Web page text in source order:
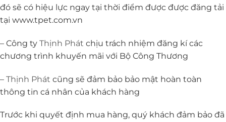
đó sẽ có hiệu lực ngay tại thời điểm được được đăng tải
tại www.tpet.com.vn
– Công ty Thịnh Phát chịu trách nhiệm đăng kí các
chương trình khuyến mãi với Bộ Công Thương
– Thịnh Phát cũng sẽ đảm bảo bảo mật hoàn toàn
thông tin cá nhân của khách hàng
Trước khi quyết định mua hàng, quý khách đảm bảo đã